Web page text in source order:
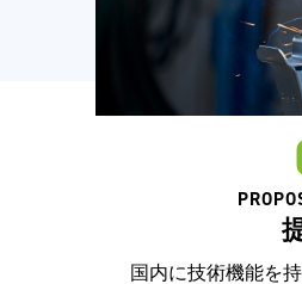
国内に技術機能を